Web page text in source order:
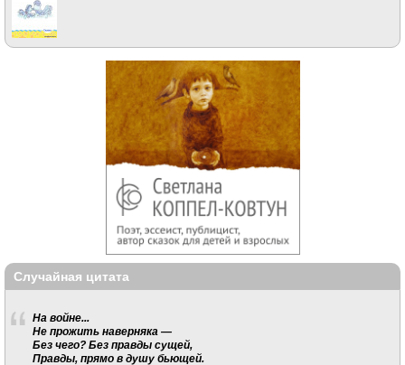
Случайная цитата
На войне...
Не прожить наверняка —
Без чего? Без правды сущей,
Правды, прямо в душу бьющей.